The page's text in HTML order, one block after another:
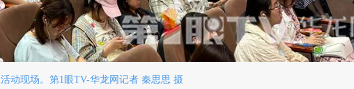
活动现场。第1眼TV-华龙网记者 秦思思 摄